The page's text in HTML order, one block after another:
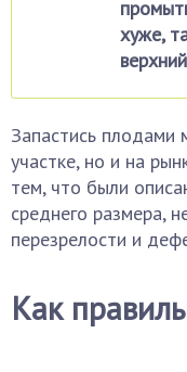
хуже,
Запастись плодами
участке, но и на
тем, что были
среднего размера,
перезрелости и
Как